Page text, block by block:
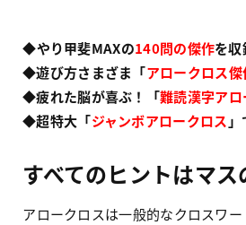
◆やり甲斐MAXの140問の傑作を収
◆遊び方さまざま「アロークロス
◆疲れた脳が喜ぶ！「難読漢字ア
◆超特大「ジャンボアロークロス
すべてのヒントはマ
アロークロスは一般的なクロスワ